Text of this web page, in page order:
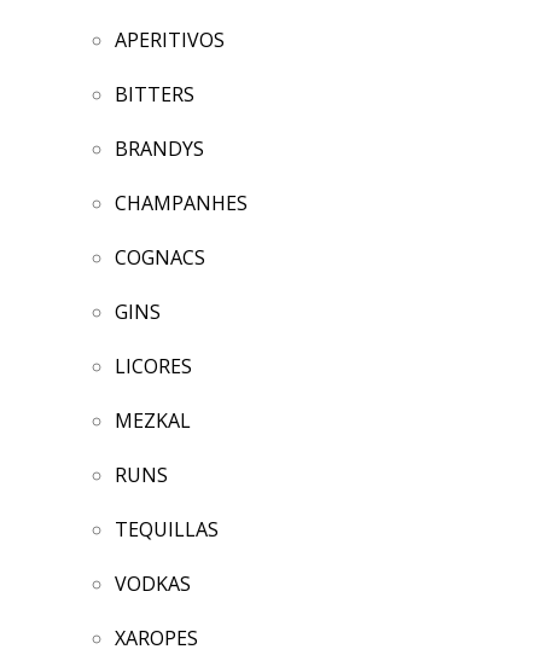
APERITIVOS
BITTERS
BRANDYS
CHAMPANHES
COGNACS
GINS
LICORES
MEZKAL
RUNS
TEQUILLAS
VODKAS
XAROPES